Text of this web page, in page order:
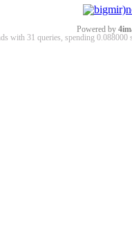
Powered by
with 31 queries, spending